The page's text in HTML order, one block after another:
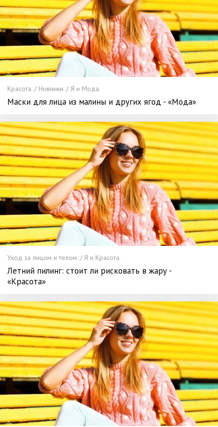
Красота. / Новинки. / Я и Мода.
Маски для лица из малины и других ягод - «Мода»
Уход за лицом и телом. / Я и Красота.
Летний пилинг: стоит ли рисковать в жару -
«Красота»